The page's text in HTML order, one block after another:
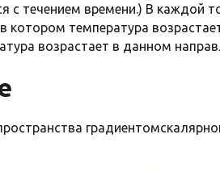
с течением времени.) В каждой
котором температура
возрастает в данном